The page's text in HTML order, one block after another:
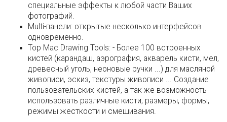
специальные эффекты к любой части Ваших
фотографий.
Multi-панели: открытые несколько интерфейсов
одновременно.
Top Mac Drawing Tools: - Более 100 встроенных
кистей (карандаш, аэрография, акварель кисти, мел,
древесный уголь, неоновые ручки ...) для масляной
живописи, эскиз, текстуры живописи ... Создание
пользовательских кистей, а так же возможность
использовать различные кисти, размеры, формы,
режимы жесткости и смешивания.